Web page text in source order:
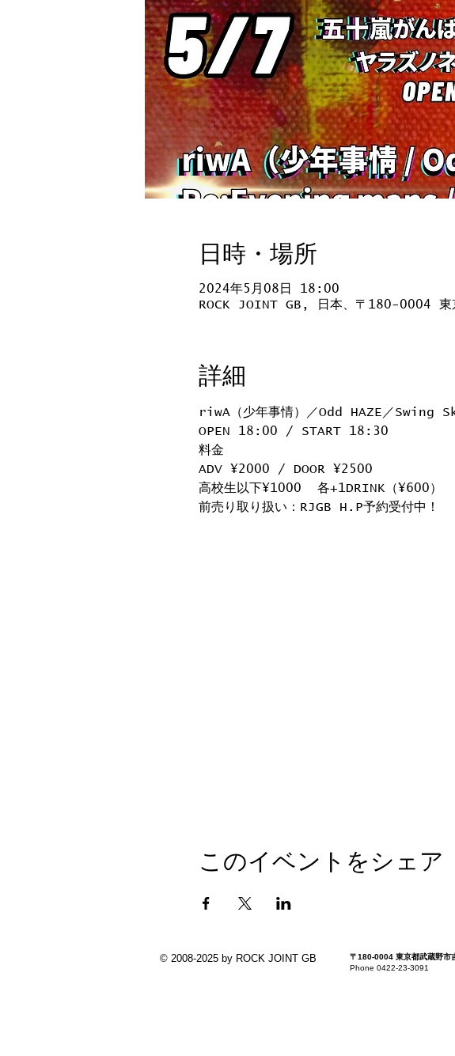
日時・場所
2024年5月08日 18:00
ROCK JOINT GB, 日本、〒180-0004 東
詳細
riwA（少年事情）／Odd HAZE／Swing
OPEN 18:00 / START 18:30
料金
ADV ¥2000 / DOOR ¥2500
高校生以下¥1000  各+1DRINK（¥600）
前売り取り扱い：RJGB H.P予約受付中！
このイベントをシェア
© 2008-2025 by ROCK JOINT GB
〒180-0004 東京都武蔵野市
Phone 0422-23-3091